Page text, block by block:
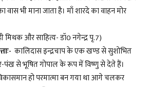
वास भी माना जाता है। माँ शारदे का वाहन मोर
मिथक और साहित्य- डॉ0 नगेन्द्र पृ.7)
कालिदास इन्द्रचाप के एक खण्ड से सुशोभित
से भूषित गोपाल के रूप में विष्णु से देते हैं।
हो परमात्मा बन गया था आगे चलकर